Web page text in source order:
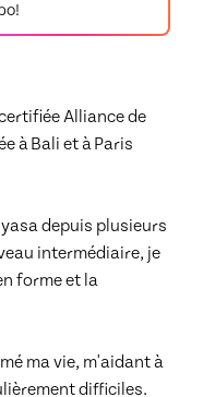
Alliance de
à Bali et à Paris
depuis plusieurs
intermédiaire, je
forme et la
ma vie, m'aidant à
difficiles.